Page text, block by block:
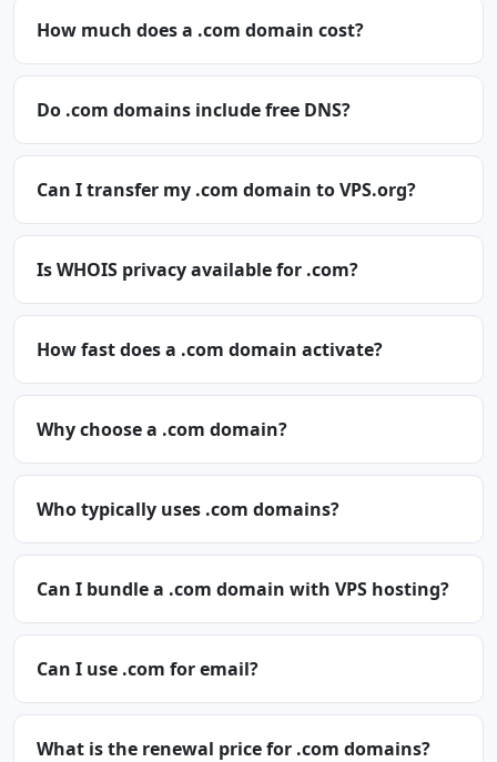
How much does a .com domain cost?
Do .com domains include free DNS?
Can I transfer my .com domain to VPS.org?
Is WHOIS privacy available for .com?
How fast does a .com domain activate?
Why choose a .com domain?
Who typically uses .com domains?
Can I bundle a .com domain with VPS hosting?
Can I use .com for email?
What is the renewal price for .com domains?